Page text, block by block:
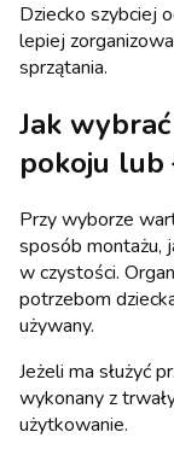
Dziecko szybciej
lepiej
sprzątania.
Jak
pokoju lub
Przy wyborze
sposób montażu,
w czystości.
potrzebom
używany.
Jeżeli ma służyć
wykonany z
użytkowanie.